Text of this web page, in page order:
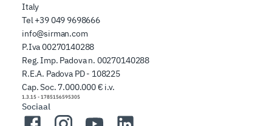
Italy
Tel+39 049 9698666
info@sirman.com
P.Iva 00270140288
Reg. Imp. Padova n. 00270140288
R.E.A. Padova PD - 108225
Cap. Soc. 7.000.000 € i.v.
1.3.15 - 1785156595305
Sociaal
FacebookInstagramYouTubeLinkedIn